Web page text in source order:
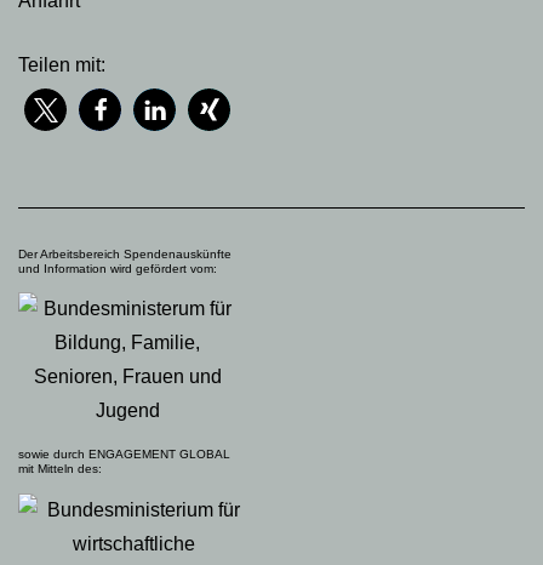
Teilen mit:
Der Arbeitsbereich Spendenauskünfte
und Information wird gefördert vom:
sowie durch ENGAGEMENT GLOBAL
mit Mitteln des: